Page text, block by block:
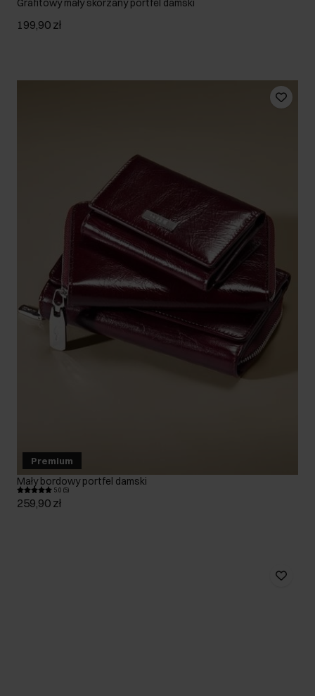
Grafitowy mały skórzany portfel damski
199,90 zł
Premium
Mały bordowy portfel damski
5.0 (5)
259,90 zł